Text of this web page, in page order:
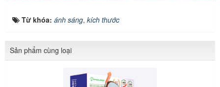
Từ khóa: ánh sáng, kích thước
Sản phẩm cùng loại